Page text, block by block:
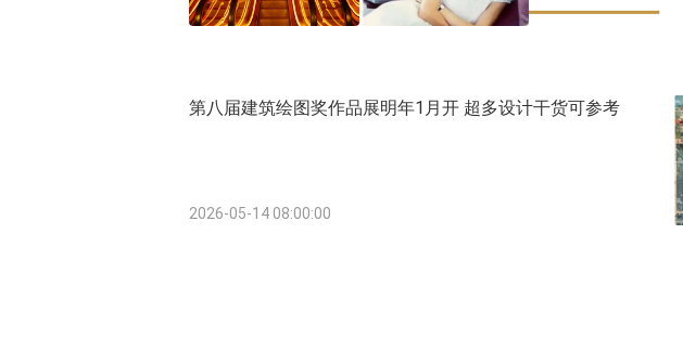
第八届建筑绘图奖作品展明年1月开 超多设计干货可参考
2026-05-14 08:00:00